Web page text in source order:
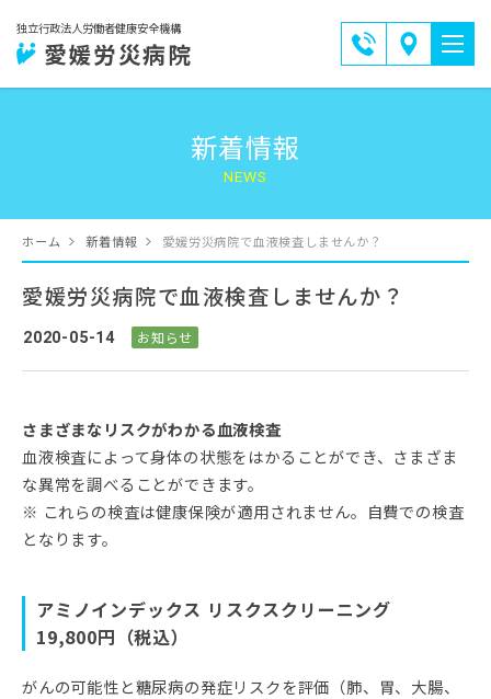
独立行政法人労働者健康安全機構
愛媛労災病院
交
通
0897-
33-
6191
新着情報
ホーム 新着情報 愛媛労災病院で血液検査しませんか？
愛媛労災病院で血液検査しませんか？
2020-05-14 お知らせ
さまざまなリスクがわかる血液検査
血液検査によって身体の状態をはかることができ、さまざま
な異常を調べることができます。
※ これらの検査は健康保険が適用されません。自費での検査
となります。
アミノインデックス リスクスクリーニング
19,800円（税込）
がんの可能性と糖尿病の発症リスクを評価（肺、胃、大腸、